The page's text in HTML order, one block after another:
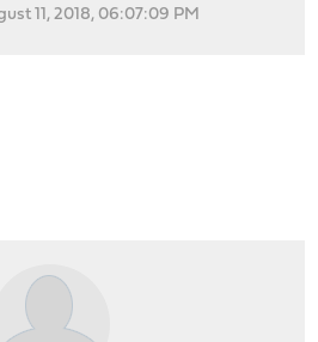
11, 2018, 06:07:09 PM